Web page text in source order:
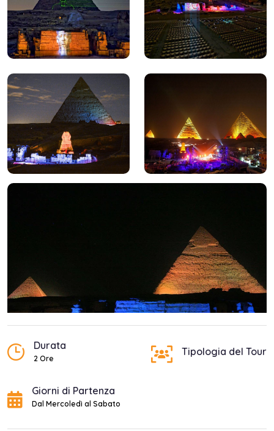
Durata
2 Ore
Tipologia del Tour
Giorni di Partenza
Dal Mercoledì al Sabato